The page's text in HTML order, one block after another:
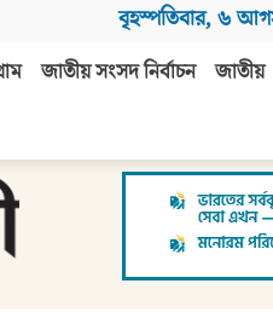
বৃহস্পতিবার, ৬
জাতীয় সংসদ নির্বাচন জাতীয়